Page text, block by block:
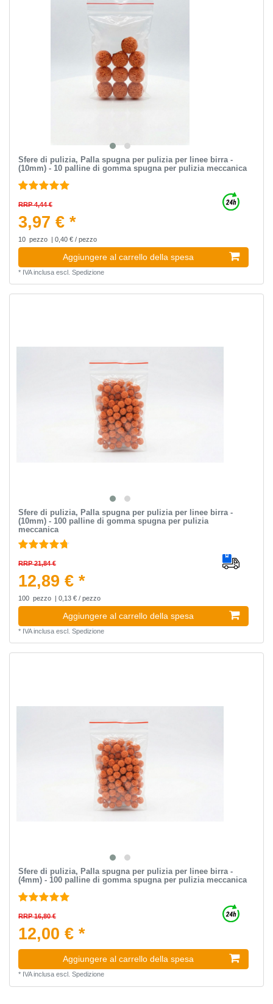
Sfere di pulizia, Palla spugna per pulizia per linee birra -
(10mm) - 10 palline di gomma spugna per pulizia meccanica
RRP 4,44 €
3,97 € *
10 pezzo | 0,40 € / pezzo
Aggiungere al carrello della spesa
* IVA inclusaescl. Spedizione
Sfere di pulizia, Palla spugna per pulizia per linee birra -
(10mm) - 100 palline di gomma spugna per pulizia
meccanica
RRP 21,84 €
12,89 € *
100 pezzo | 0,13 € / pezzo
Aggiungere al carrello della spesa
* IVA inclusaescl. Spedizione
Sfere di pulizia, Palla spugna per pulizia per linee birra -
(4mm) - 100 palline di gomma spugna per pulizia meccanica
RRP 16,80 €
12,00 € *
Aggiungere al carrello della spesa
* IVA inclusaescl. Spedizione